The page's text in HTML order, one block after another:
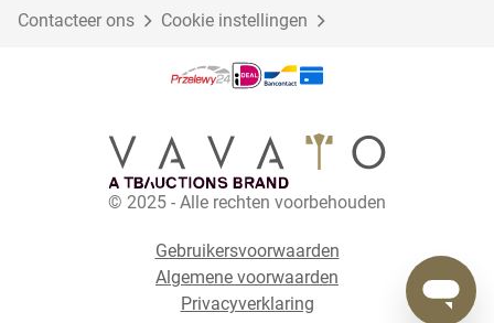
Contacteer ons Cookie instellingen
© 2025 - Alle rechten voorbehouden
Gebruikersvoorwaarden
Algemene voorwaarden
Privacyverklaring